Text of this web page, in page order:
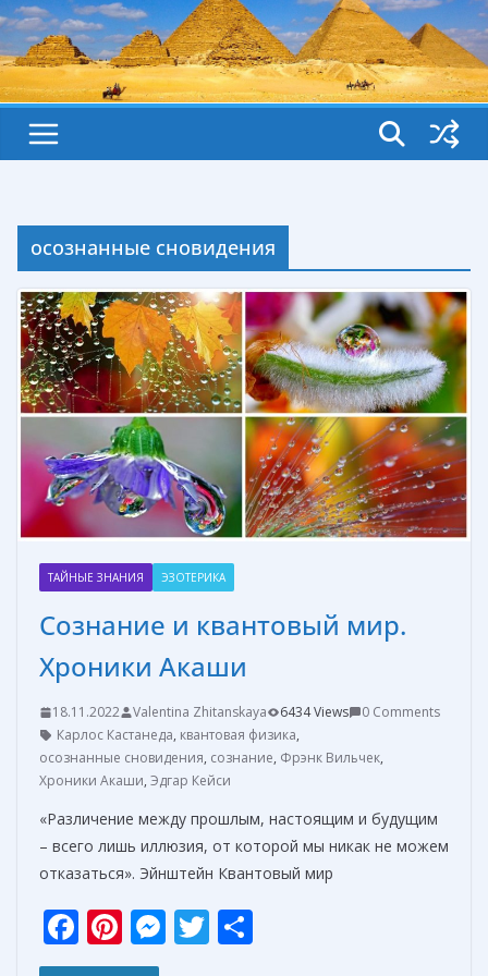
осознанные сновидения
ТАЙНЫЕ ЗНАНИЯ ЭЗОТЕРИКА
Сознание и квантовый мир.
Хроники Акаши
18.11.2022 Valentina Zhitanskaya 6434 Views
0 Comments
Карлос Кастанеда, квантовая физика,
осознанные сновидения, сознание, Фрэнк Вильчек,
Хроники Акаши, Эдгар Кейси
«Различение между прошлым, настоящим и будущим
– всего лишь иллюзия, от которой мы никак не можем
отказаться». Эйнштейн Квантовый мир
F
ac
Pi
nt
M T